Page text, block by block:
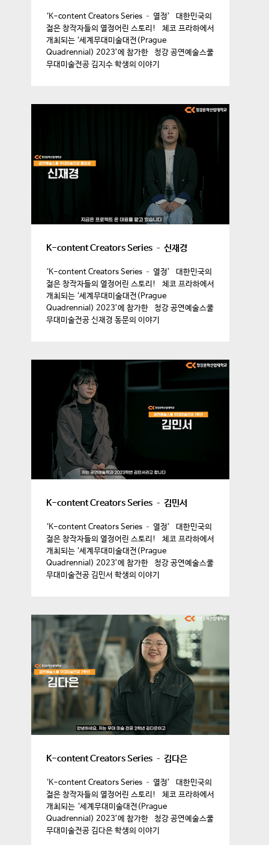
‘K-content Creators Series – 열정’ 대한민국의
젊은 창작자들의 열정어린 스토리! 체코 프라하에서
개최되는 ‘세계무대미술대전(Prague
Quadrennial) 2023’에 참가한 청강 공연예술스쿨
무대미술전공 김지수 학생의 이야기
K-content Creators Series – 신재경
‘K-content Creators Series – 열정’ 대한민국의
젊은 창작자들의 열정어린 스토리! 체코 프라하에서
개최되는 ‘세계무대미술대전(Prague
Quadrennial) 2023’에 참가한 청강 공연예술스쿨
무대미술전공 신재경 동문의 이야기
K-content Creators Series – 김민서
‘K-content Creators Series – 열정’ 대한민국의
젊은 창작자들의 열정어린 스토리! 체코 프라하에서
개최되는 ‘세계무대미술대전(Prague
Quadrennial) 2023’에 참가한 청강 공연예술스쿨
무대미술전공 김민서 학생의 이야기
K-content Creators Series – 김다은
‘K-content Creators Series – 열정’ 대한민국의
젊은 창작자들의 열정어린 스토리! 체코 프라하에서
개최되는 ‘세계무대미술대전(Prague
Quadrennial) 2023’에 참가한 청강 공연예술스쿨
무대미술전공 김다은 학생의 이야기